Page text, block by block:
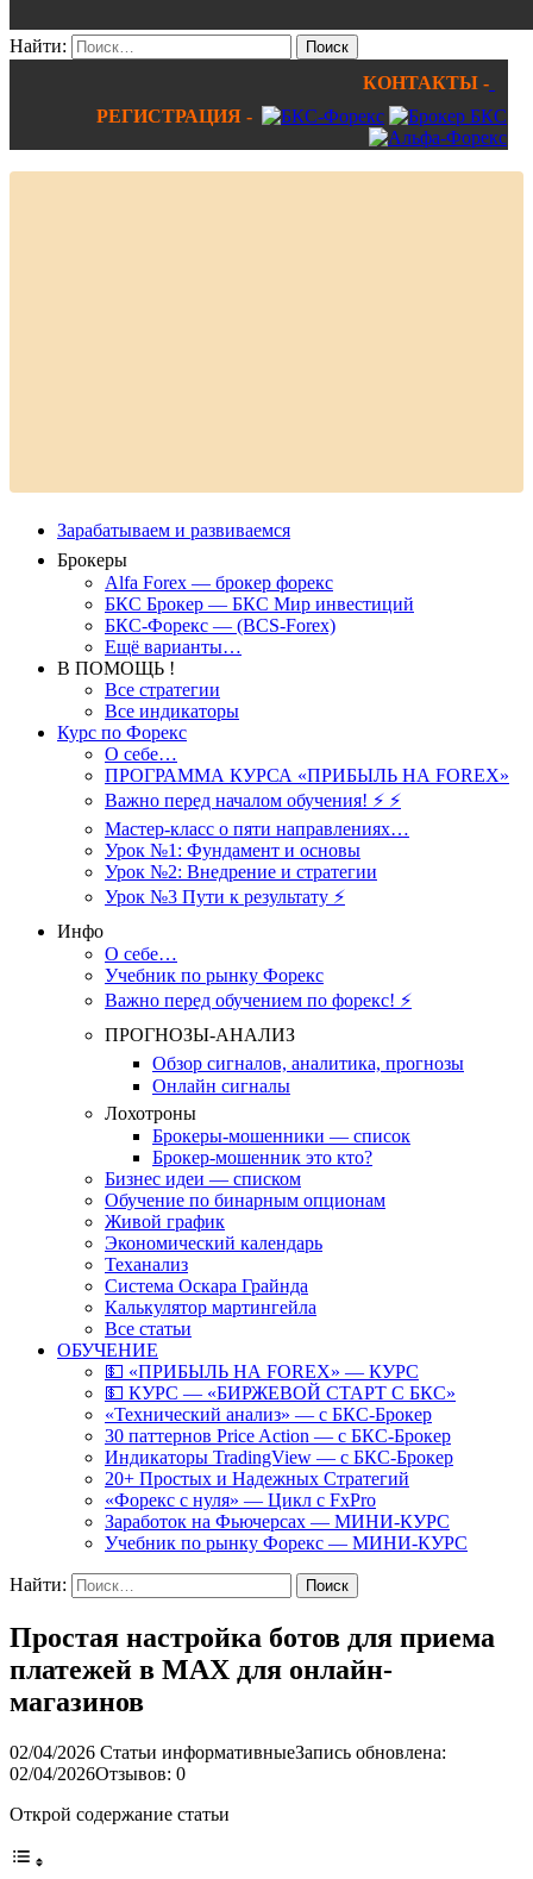
Найти:
КОНТАКТЫ -
РЕГИСТРАЦИЯ -
Зарабатываем и развиваемся
Брокеры
Alfa Forex — брокер форекс
БКС Брокер — БКС Мир инвестиций
БКС-Форекс — (BCS-Forex)
Ещё варианты…
В ПОМОЩЬ !
Все стратегии
Все индикаторы
Курс по Форекс
О себе…
ПРОГРАММА КУРСА «ПРИБЫЛЬ НА FOREX»
Важно перед началом обучения! ⚡ ⚡
Мастер-класс о пяти направлениях…
Урок №1: Фундамент и основы
Урок №2: Внедрение и стратегии
Урок №3 Пути к результату ⚡️
Инфо
О себе…
Учебник по рынку Форекс
Важно перед обучением по форекс! ⚡
ПРОГНОЗЫ-АНАЛИЗ
Обзор сигналов, аналитика, прогнозы
Онлайн сигналы
Лохотроны
Брокеры-мошенники — список
Брокер-мошенник это кто?
Бизнес идеи — списком
Обучение по бинарным опционам
Живой график
Экономический календарь
Теханализ
Система Оскара Грайнда
Калькулятор мартингейла
Все статьи
ОБУЧЕНИЕ
💵 «ПРИБЫЛЬ НА FOREX» — КУРС
💵 КУРС — «БИРЖЕВОЙ СТАРТ С БКС»
«Технический анализ» — с БКС-Брокер
30 паттернов Price Action — с БКС-Брокер
Индикаторы TradingView — с БКС-Брокер
20+ Простых и Надежных Стратегий
«Форекс с нуля» — Цикл с FxPro
Заработок на Фьючерсах — МИНИ-КУРС
Учебник по рынку Форекс — МИНИ-КУРС
Найти:
Простая настройка ботов для приема
платежей в MAX для онлайн-
магазинов
02/04/2026 Статьи информативныеЗапись обновлена:
02/04/2026Отзывов: 0
Открой содержание статьи